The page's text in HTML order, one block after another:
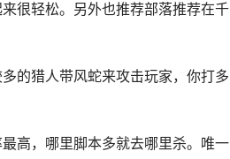
很轻松。另外也推荐部落推荐在千
的猎人带风蛇来攻击玩家，你打多
高，哪里脚本多就去哪里杀。唯一